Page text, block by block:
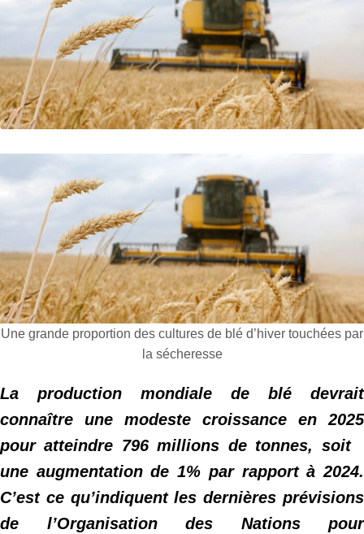
Une grande proportion des cultures de blé d’hiver touchées par
la sécheresse
La production mondiale de blé devrait
connaître une modeste croissance en 2025
pour atteindre 796 millions de tonnes, soit
une augmentation de 1% par rapport à 2024.
C’est ce qu’indiquent les dernières prévisions
de l’Organisation des Nations pour